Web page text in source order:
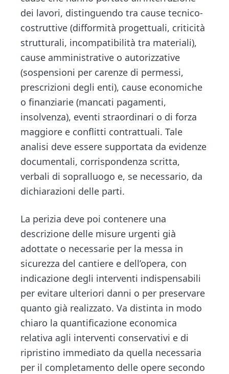
dei lavori, distinguendo tra cause tecnico-
costruttive (difformità progettuali, criticità
strutturali, incompatibilità tra materiali),
cause amministrative o autorizzative
(sospensioni per carenze di permessi,
prescrizioni degli enti), cause economiche
o finanziarie (mancati pagamenti,
insolvenza), eventi straordinari o di forza
maggiore e conflitti contrattuali. Tale
analisi deve essere supportata da evidenze
documentali, corrispondenza scritta,
verbali di sopralluogo e, se necessario, da
dichiarazioni delle parti.
La perizia deve poi contenere una
descrizione delle misure urgenti già
adottate o necessarie per la messa in
sicurezza del cantiere e dell’opera, con
indicazione degli interventi indispensabili
per evitare ulteriori danni o per preservare
quanto già realizzato. Va distinta in modo
chiaro la quantificazione economica
relativa agli interventi conservativi e di
ripristino immediato da quella necessaria
per il completamento delle opere secondo